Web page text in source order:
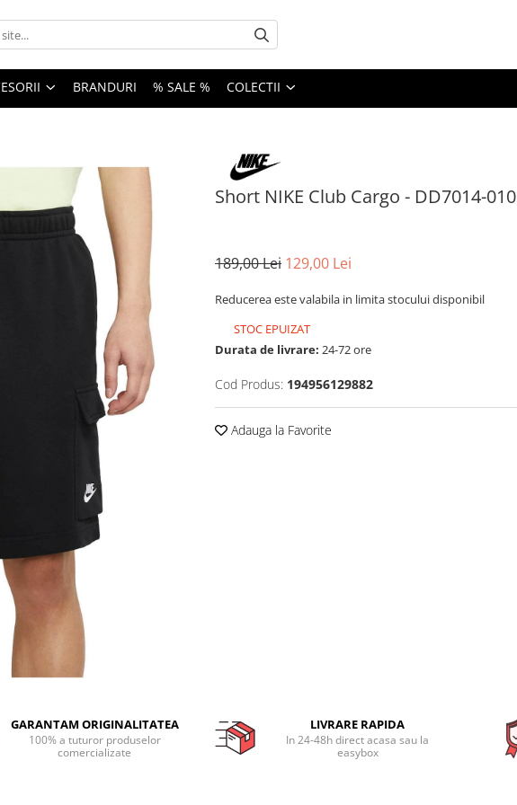
BRANDURI % SALE % COLECTII
Short NIKE Club Cargo - DD7014-010
189,00 Lei 129,00 Lei
Reducerea este valabila in limita stocului disponibil
STOC EPUIZAT
Durata de livrare: 24-72 ore
Cod Produs: 194956129882
Adauga la Favorite
GARANTAM ORIGINALITATEA
100% a tuturor produselor
comercializate
LIVRARE RAPIDA
In 24-48h direct acasa sau la
easybox